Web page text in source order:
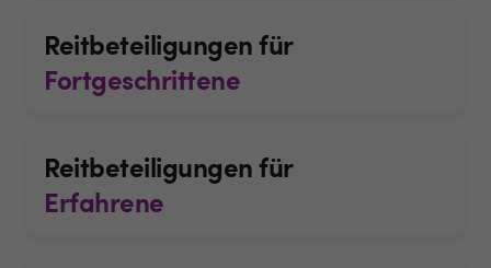
Reitbeteiligungen für
Fortgeschrittene
Reitbeteiligungen für
Erfahrene